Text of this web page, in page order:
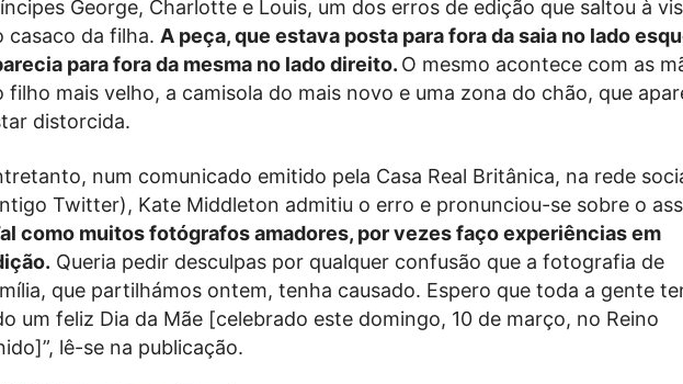
George, Charlotte e Louis, um dos erros de edição que saltou à
casaco da filha.A peça, que estava posta para fora da saia no lado
para fora da mesma no lado direito. O mesmo acontece com as
filho mais velho, a camisola do mais novo e uma zona do chão, que
distorcida.
num comunicado emitido pela Casa Real Britânica, na rede
Twitter), Kate Middleton admitiu o erro e pronunciou-se sobre o
como muitos fotógrafos amadores, por vezes faço experiências em
Queria pedir desculpas por qualquer confusão que a fotografia de
que partilhámos ontem, tenha causado. Espero que toda a gente
um feliz Dia da Mãe [celebrado este domingo, 10 de março, no Reino
lê-se na publicação.